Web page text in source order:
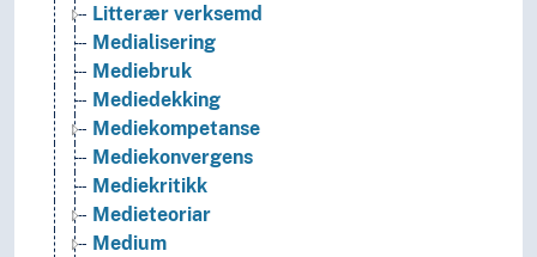
Litterær verksemd
Medialisering
Mediebruk
Mediedekking
Mediekompetanse
Mediekonvergens
Mediekritikk
Medieteoriar
Medium